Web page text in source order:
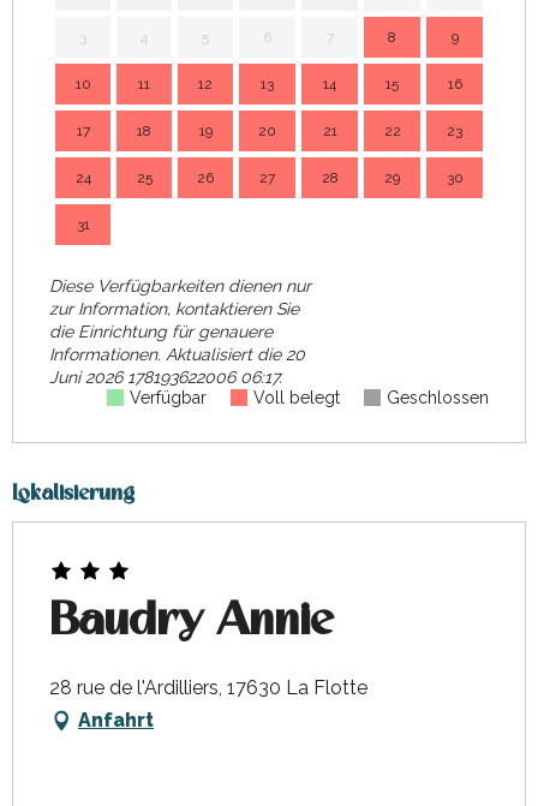
3 4 5 6 7 8 9
10 11 12 13 14 15 16
17 18 19 20 21 22 23
24 25 26 27 28 29 30
31
Diese Verfügbarkeiten dienen nur
zur Information, kontaktieren Sie
die Einrichtung für genauere
Informationen. Aktualisiert die20
Juni 2026 178193622006 06:17.
Verfügbar
Voll belegt Geschlossen
Lokalisierung
Baudry Annie
28 rue de l'Ardilliers, 17630 La Flotte
Anfahrt